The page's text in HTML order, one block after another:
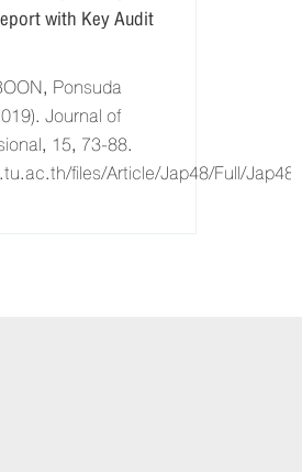
with Key Audit
Ponsuda
Journal of
15, 73-88.
files/Article/Jap48/Full/